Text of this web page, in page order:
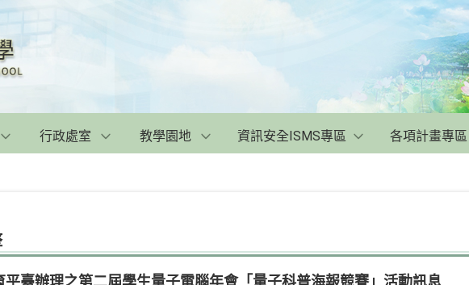
行政處室 教學園地 資訊安全ISMS專區 各項計畫專區
平臺辦理之第二屆學生量子電腦年會「量子科普海報競賽」活動訊息